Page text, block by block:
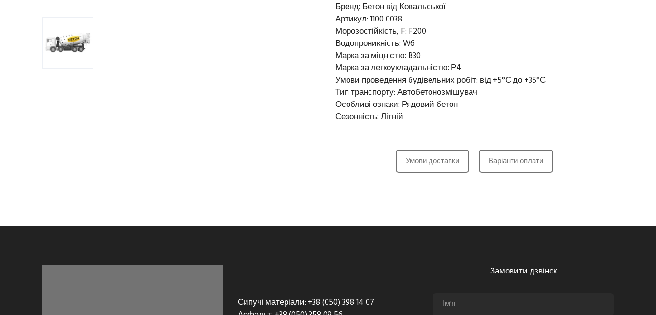
Бренд: Бетон від Ковальської
Артикул: 1100 0038
Морозостійкість, F: F200
Водопроникність: W6
Марка за міцністю: B30
Марка за легкоукладальністю: Р4
Умови проведення будівельних робіт: від +5°С до +35°С
Тип транспорту: Автобетонозмішувач
Особливі ознаки: Рядовий бетон
Сезонність: Літній
Умови доставки Варіанти оплати
Сипучі матеріали: +38 (050) 398 14 07
Замовити дзвінок